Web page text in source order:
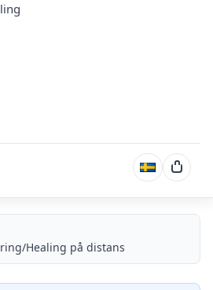
Cart
Healing på distans